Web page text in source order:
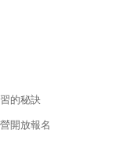
的秘訣
開放報名